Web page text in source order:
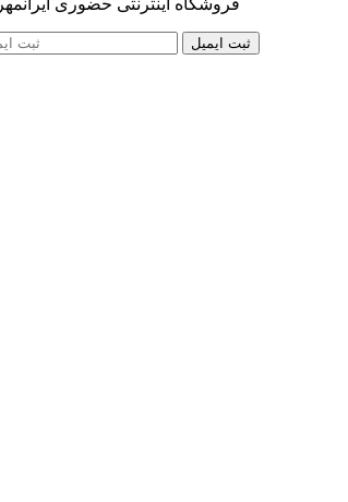
فروشگاه اینترنتی حضوری ایرانمهر
ثبت ایمیل